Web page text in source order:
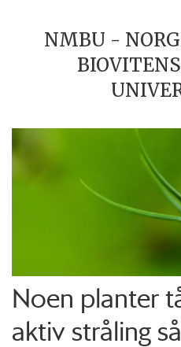
NMBU -
Noen planter
aktiv stråling